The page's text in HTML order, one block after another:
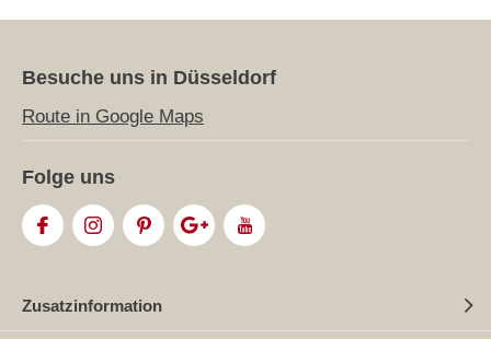
Besuche uns in Düsseldorf
Route in Google Maps
Folge uns
Zusatzinformation